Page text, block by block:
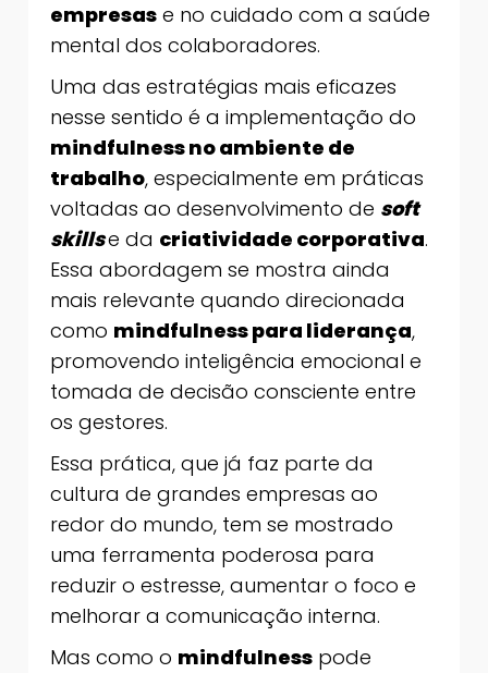
empresas e no cuidado com a saúde
mental dos colaboradores.
Uma das estratégias mais eficazes
nesse sentido é a implementação do
mindfulness no ambiente de
trabalho, especialmente em práticas
voltadas ao desenvolvimento de soft
skillse da criatividade corporativa.
Essa abordagem se mostra ainda
mais relevante quando direcionada
como mindfulness para liderança,
promovendo inteligência emocional e
tomada de decisão consciente entre
os gestores.
Essa prática, que já faz parte da
cultura de grandes empresas ao
redor do mundo, tem se mostrado
uma ferramenta poderosa para
reduzir o estresse, aumentar o foco e
melhorar a comunicação interna.
Mas como o mindfulness pode